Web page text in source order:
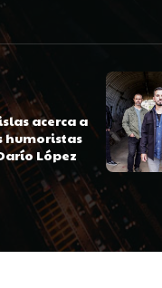
acerca a
humoristas
López